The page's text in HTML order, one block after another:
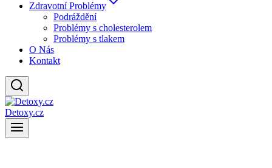
Zdravotní Problémy
Podráždění
Problémy s cholesterolem
Problémy s tlakem
O Nás
Kontakt
Detoxy.cz